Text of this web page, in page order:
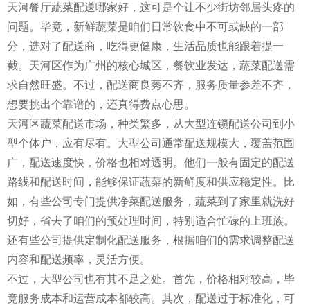
天河餐厅蔬菜配送哪家好，这可是个让不少街坊邻居头疼的
问题。毕竟，新鲜蔬菜是咱们日常饮食中不可或缺的一部
分，选对了配送商，吃得更健康，生活品质也能跟着提一
截。天河区作为广州的核心城区，餐饮业发达，蔬菜配送需
求自然旺盛。不过，配送商良莠不齐，服务质量参差不齐，
想要挑出个靠谱的，还真得费点心思。
天河区蔬菜配送市场，种类繁多，从大型连锁配送公司到小
型个体户，应有尽有。大型公司通常配送规模大，覆盖范围
广，配送速度快，价格也相对透明。他们一般有固定的配送
路线和配送时间，能够保证蔬菜的新鲜度和供应稳定性。比
如，有些公司专门提供净菜配送服务，蔬菜到了家里就洗好
切好，省去了咱们的预处理时间，特别适合忙碌的上班族。
还有些公司提供定制化配送服务，根据咱们的需求调整配送
内容和配送频率，灵活方便。
不过，大型公司也有其不足之处。首先，价格相对较高，毕
竟服务成本和运营成本都较高。其次，配送过于标准化，可